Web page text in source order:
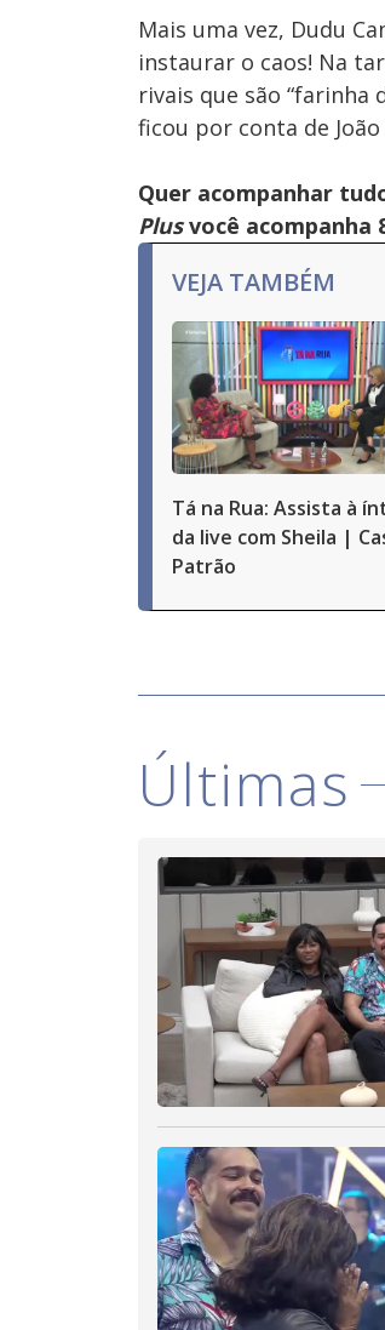
Mais uma vez, Dudu
instaurar o caos! Na
rivais que são “farinha
ficou por conta de
Quer acompanhar
Plusvocê acompanha
VEJA TAMBÉM
Tá na Rua: Assista à
da live com Sheila |
Patrão
Últimas